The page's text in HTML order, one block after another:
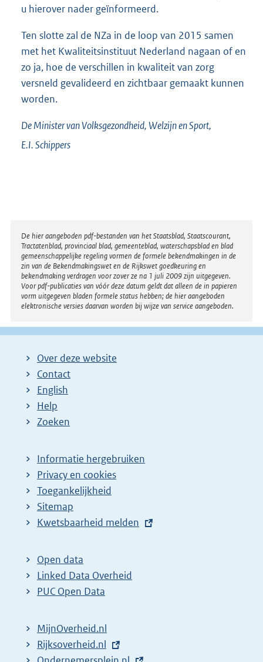
u hierover nader geïnformeerd.
Ten slotte zal de NZa in de loop van 2015 samen
met het Kwaliteitsinstituut Nederland nagaan of en
zo ja, hoe de verschillen in kwaliteit van zorg
versneld gevalideerd en zichtbaar gemaakt kunnen
worden.
De Minister van Volksgezondheid, Welzijn en Sport,
E.I.Schippers
Disclaimer
De hier aangeboden pdf-bestanden van het Staatsblad, Staatscourant,
Tractatenblad, provinciaal blad, gemeenteblad, waterschapsblad en blad
gemeenschappelijke regeling vormen de formele bekendmakingen in de
zin van de Bekendmakingswet en de Rijkswet goedkeuring en
bekendmaking verdragen voor zover ze na 1 juli 2009 zijn uitgegeven.
Voor pdf-publicaties van vóór deze datum geldt dat alleen de in papieren
vorm uitgegeven bladen formele status hebben; de hier aangeboden
elektronische versies daarvan worden bij wijze van service aangeboden.
Over deze website
Contact
English
Help
Zoeken
Informatie hergebruiken
Privacy en cookies
Toegankelijkheid
Sitemap
E
t
e
r
l
i
Kwetsbaarheid melden
Open data
Linked Data Overheid
PUC Open Data
MijnOverheid.nl
E
Rijksoverheid.nl